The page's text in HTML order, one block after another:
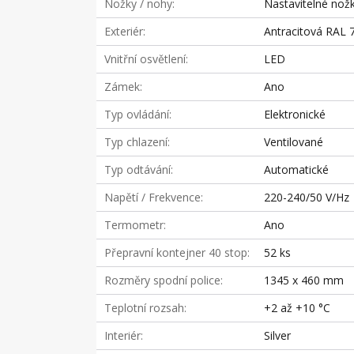
Nožky / nohy
Nastavitelné
Exteriér
Antracitová RAL
Vnitřní osvětlení
LED
Zámek
Ano
Typ ovládání
Elektronické
Typ chlazení
Ventilované
Typ odtávání
Automatické
Napětí / Frekvence
220-240/50 V/Hz
Termometr
Ano
Přepravní kontejner 40 stop
52 ks
Rozměry spodní police
1345 x 460 mm
Teplotní rozsah
+2 až +10 °C
Interiér
Silver